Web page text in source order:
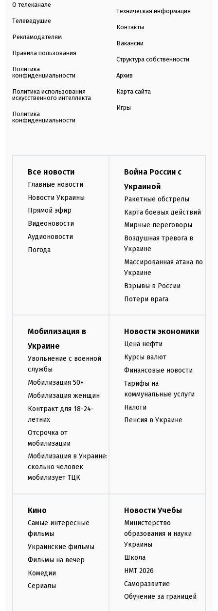
О телеканале
Телеведущие
Рекламодателям
Правила пользования
Политика
конфиденциальности
Политика использования
искусственного интеллекта
Политика
конфиденциальности
Техническая информация
Контакты
Вакансии
Структура собственности
Архив
Карта сайта
Игры
Все новости
Главные новости
Новости Украины
Прямой эфир
Видеоновости
Аудионовости
Погода
Война России с
Украиной
Ракетные обстрелы
Карта боевых действий
Мирные переговоры
Воздушная тревога в
Украине
Массированная атака по
Украине
Взрывы в России
Потери врага
Мобилизация в
Украине
Увольнение с военной
службы
Мобилизация 50+
Мобилизация женщин
Контракт для 18-24-
летних
Отсрочка от
мобилизации
Мобилизация в Украине:
сколько человек
мобилизует ТЦК
Новости экономики
Цена нефти
Курсы валют
Финансовые новости
Тарифы на
коммунальные услуги
Налоги
Пенсия в Украине
Кино
Самые интересные
фильмы
Украинские фильмы
Фильмы на вечер
Комедии
Сериалы
Новости Учебы
Министерство
образования и науки
Украины
Школа
НМТ 2026
Саморазвитие
Обучение за границей